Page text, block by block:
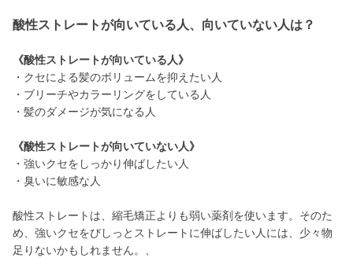
酸性ストレートが向いている人、向いていない人は？
《酸性ストレートが向いている人》
・クセによる髪のボリュームを抑えたい人
・ブリーチやカラーリングをしている人
・髪のダメージが気になる人
《酸性ストレートが向いていない人》
・強いクセをしっかり伸ばしたい人
・臭いに敏感な人
酸性ストレートは、縮毛矯正よりも弱い薬剤を使います。そのた
め、強いクセをびしっとストレートに伸ばしたい人には、少々物
足りないかもしれません。、